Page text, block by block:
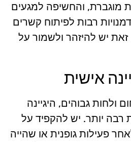
מוגברת, והחשיפה למגעים
רבות לפיתוח קשרים
זאת יש להיזהר ולשמור על
אישית
גבוהים, היגיינה
יותר. יש להקפיד על
פעילות גופנית או שהייה